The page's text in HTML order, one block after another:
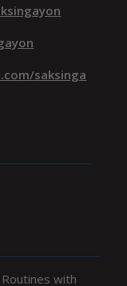
saksinga
with